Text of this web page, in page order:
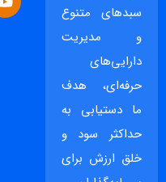
سبدهای متنوع
و مدیریت
دارایی‌های
حرفه‌ای، هدف
ما دستیابی به
حداکثر سود و
خلق ارزش برای